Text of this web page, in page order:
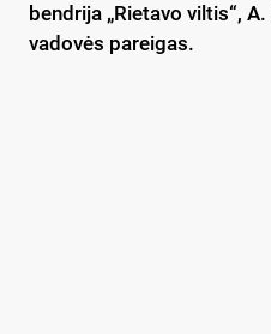
bendrija „Rietavo viltis“,
vadovės pareigas.